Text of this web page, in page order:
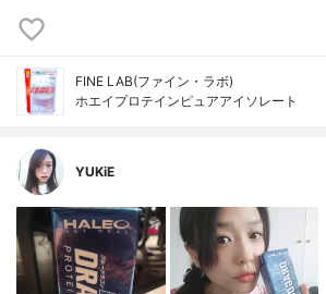
FINE LAB(ファイン・ラボ)
ホエイプロテインピュアアイソレート
YUKiE